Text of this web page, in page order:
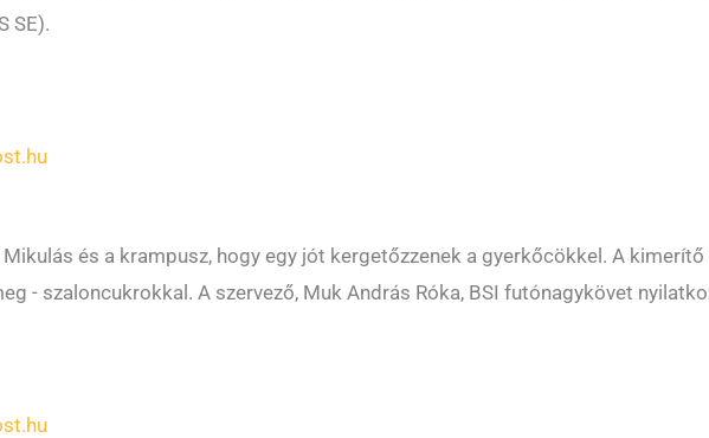
SE).
és a krampusz, hogy egy jót kergetőzzenek a gyerkőcökkel. A
- szaloncukrokkal. A szervező, Muk András Róka, BSI futónagykövet